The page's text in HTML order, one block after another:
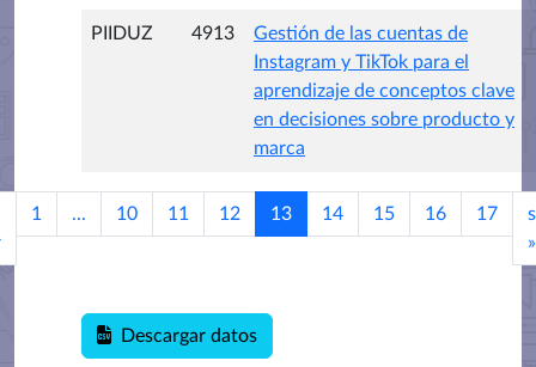
PIIDUZ 4913
Gestión de las cuentas de
Instagram y TikTok para el
aprendizaje de conceptos clave
en decisiones sobre producto y
marca
1 ... 10 11 12 13 14 15 16 17
»
Descargar datos